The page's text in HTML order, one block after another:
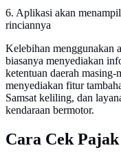
6. Aplikasi akan
rinciannya
Kelebihan menggunakan
biasanya menyediakan
ketentuan daerah
menyediakan fitur
Samsat keliling, dan
kendaraan bermotor.
Cara Cek